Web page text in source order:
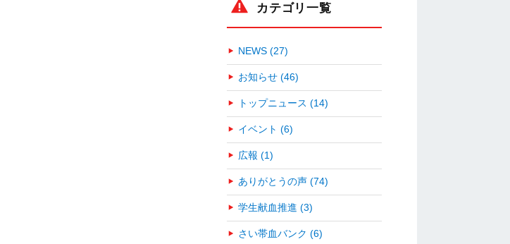
カテゴリ一覧
NEWS (27)
お知らせ (46)
トップニュース (14)
イベント (6)
広報 (1)
ありがとうの声 (74)
学生献血推進 (3)
さい帯血バンク (6)